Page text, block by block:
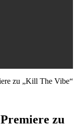
zu „Kill The Vibe“
zu